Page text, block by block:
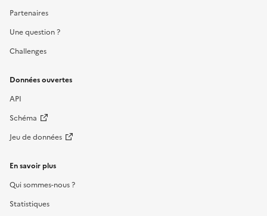
Partenaires
Une question ?
Challenges
Données ouvertes
API
Schéma
Jeu de données
En savoir plus
Qui sommes-nous ?
Statistiques